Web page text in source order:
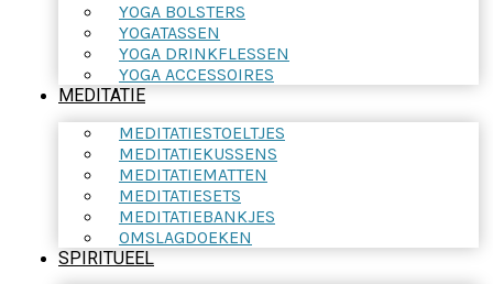
YOGA BOLSTERS
YOGATASSEN
YOGA DRINKFLESSEN
YOGA ACCESSOIRES
MEDITATIE
MEDITATIESTOELTJES
MEDITATIEKUSSENS
MEDITATIEMATTEN
MEDITATIESETS
MEDITATIEBANKJES
OMSLAGDOEKEN
SPIRITUEEL